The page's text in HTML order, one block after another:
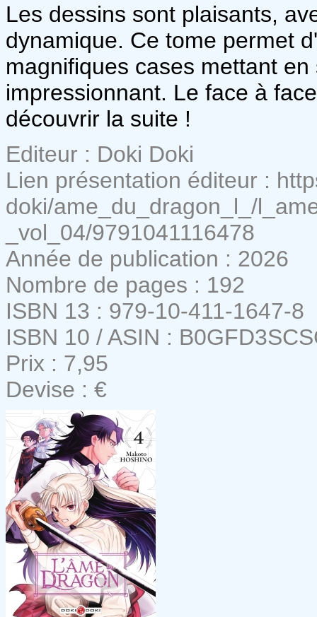
Les dessins sont plaisants,
dynamique. Ce tome permet
magnifiques cases mettant
impressionnant. Le face à
découvrir la suite !
Editeur : Doki Doki
Lien présentation éditeur :
doki/ame_du_dragon_l_/
_vol_04/9791041116478
Année de publication : 2026
Nombre de pages : 192
ISBN 13 : 979-10-411-1647-8
ISBN 10 / ASIN :
Prix : 7,95
Devise : €